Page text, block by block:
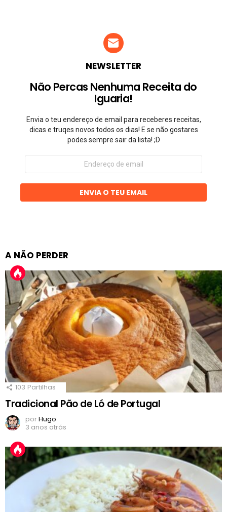
NEWSLETTER
Não Percas Nenhuma Receita do
Iguaria!
Envia o teu endereço de email para receberes receitas,
dicas e truqes novos todos os dias! E se não gostares
podes sempre sair da lista! ;D
Endereço
email
ENVIA O TEU EMAIL
A NÃO PERDER
103 Partilhas
Tradicional Pão de Ló de Portugal
porHugo
3 anos atrás